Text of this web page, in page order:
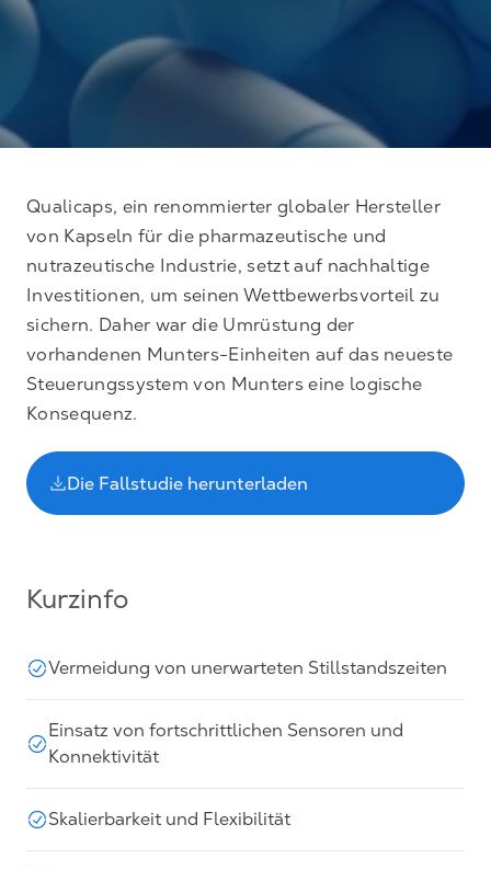
Qualicaps, ein renommierter globaler Hersteller
von Kapseln für die pharmazeutische und
nutrazeutische Industrie, setzt auf nachhaltige
Investitionen, um seinen Wettbewerbsvorteil zu
sichern. Daher war die Umrüstung der
vorhandenen Munters-Einheiten auf das neueste
Steuerungssystem von Munters eine logische
Konsequenz.
Die Fallstudie herunterladen
Kurzinfo
Vermeidung von unerwarteten Stillstandszeiten
Einsatz von fortschrittlichen Sensoren und
Konnektivität
Skalierbarkeit und Flexibilität